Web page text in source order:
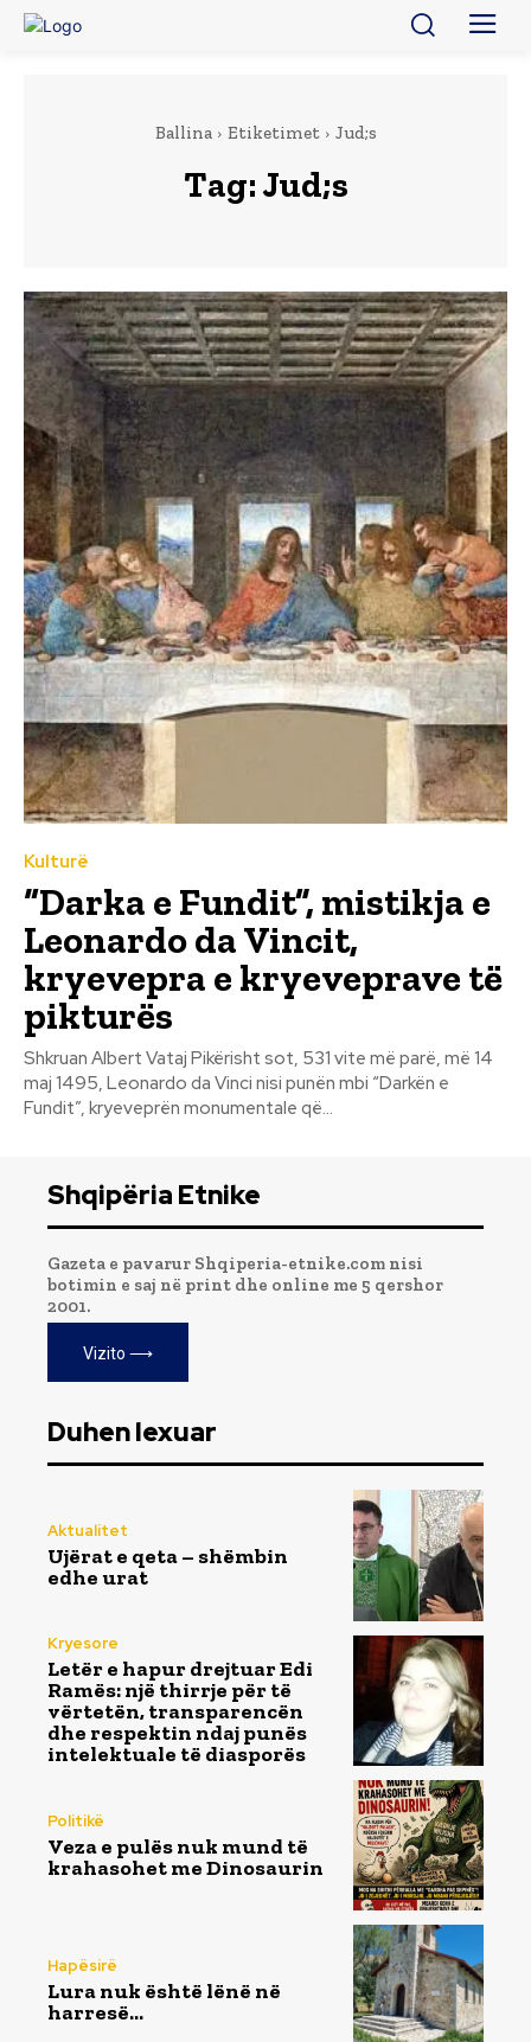
Ballina Etiketimet Jud;s
Tag:Jud;s
Kulturë
“Darka e Fundit”, mistikja e
Leonardo da Vincit,
kryevepra e kryeveprave të
pikturës
Shkruan Albert Vataj Pikërisht sot, 531 vite më parë, më 14
maj 1495, Leonardo da Vinci nisi punën mbi “Darkën e
Fundit”, kryeveprën monumentale që...
Shqipëria Etnike
Gazeta e pavarur Shqiperia-etnike.com nisi
botimin e saj në print dhe online me 5 qershor
2001.
Vizito ⟶
Duhen lexuar
Aktualitet
Ujërat e qeta – shëmbin
edhe urat
Kryesore
Letër e hapur drejtuar Edi
Ramës: një thirrje për të
vërtetën, transparencën
dhe respektin ndaj punës
intelektuale të diasporës
Politikë
Veza e pulës nuk mund të
krahasohet me Dinosaurin
Hapësirë
Lura nuk është lënë në
harresë…